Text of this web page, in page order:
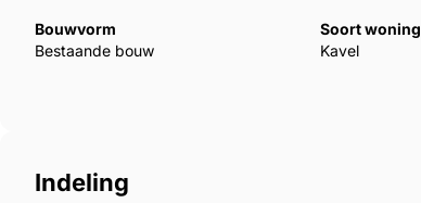
Bouwvorm
Bestaande bouw
Soort woning
Kavel
Indeling